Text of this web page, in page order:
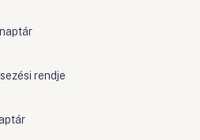
rendje